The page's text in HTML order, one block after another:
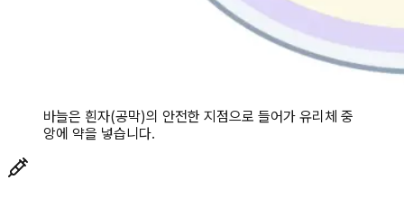
바늘은 흰자(공막)의 안전한 지점으로 들어가 유리체 중
앙에 약을 넣습니다.